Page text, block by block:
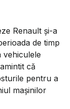
Renault şi-a
de timp
vehiculele
că
pentru a
mașinilor